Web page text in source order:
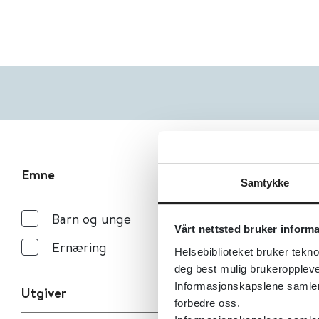
Samtykke
Vårt nettsted bruker
Helsebiblioteket bruker
deg best mulig
Informasjonskapslene
forbedre oss.
Emne
Barn og unge
Ernæring
Utgiver